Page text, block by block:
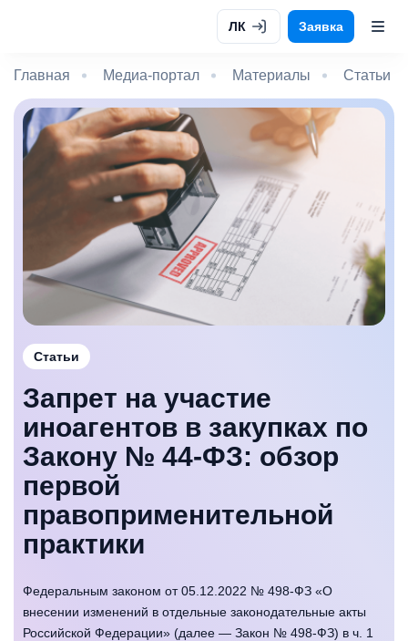
ЛК Заявка
Главная Медиа-портал Материалы Статьи
Статьи
Запрет на участие
иноагентов в закупках по
Закону № 44-ФЗ: обзор
первой
правоприменительной
практики
Федеральным законом от 05.12.2022 № 498-ФЗ «О
внесении изменений в отдельные законодательные акты
Российской Федерации» (далее — Закон № 498-ФЗ) в ч. 1